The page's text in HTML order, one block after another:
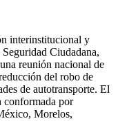
interinstitucional y
Ciudadana,
reunión nacional de
del robo de
de autotransporte. El
conformada por
Morelos,